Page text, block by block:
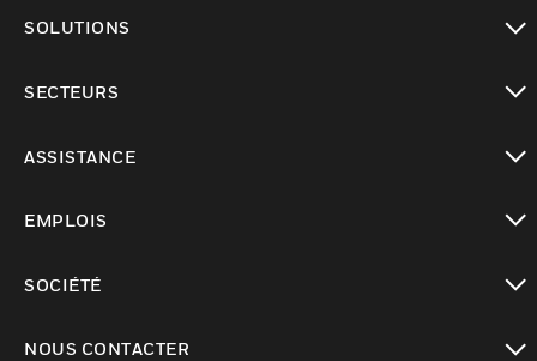
SOLUTIONS
SECTEURS
ASSISTANCE
EMPLOIS
SOCIÉTÉ
NOUS CONTACTER